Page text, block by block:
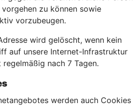
zu können sowie
vorzubeugen.
wird gelöscht, wenn kein
auf unsere Internet-Infrastruktur
nach 7 Tagen.
werden auch Cookies